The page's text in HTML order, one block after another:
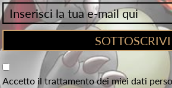
Accetto il trattamento dei miei dati